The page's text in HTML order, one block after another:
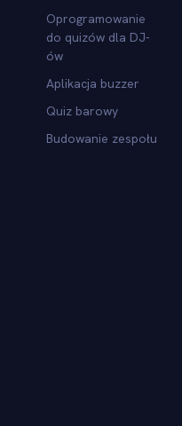
Oprogramowanie
do quizów dla DJ-
ów
Aplikacja buzzer
Quiz barowy
Budowanie zespołu